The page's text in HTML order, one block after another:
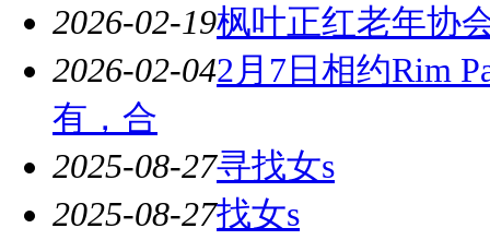
2026-02-19枫叶正红老年协
2026-02-042月7日相约Rim
有，合
2025-08-27寻找女s
2025-08-27找女s